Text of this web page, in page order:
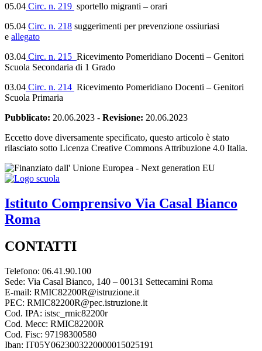
05.04 Circ. n. 219 sportello migranti – orari
05.04 Circ. n. 218 suggerimenti per prevenzione ossiuriasi
e allegato
03.04 Circ. n. 215 Ricevimento Pomeridiano Docenti – Genitori
Scuola Secondaria di 1 Grado
03.04 Circ. n. 214 Ricevimento Pomeridiano Docenti – Genitori
Scuola Primaria
Pubblicato: 20.06.2023 - Revisione: 20.06.2023
Eccetto dove diversamente specificato, questo articolo è stato
rilasciato sotto Licenza Creative Commons Attribuzione 4.0 Italia.
Istituto Comprensivo Via Casal Bianco
Roma
CONTATTI
Telefono: 06.41.90.100
Sede: Via Casal Bianco, 140 – 00131 Settecamini Roma
E-mail: RMIC82200R@istruzione.it
PEC: RMIC82200R@pec.istruzione.it
Cod. IPA: istsc_rmic82200r
Cod. Mecc: RMIC82200R
Cod. Fisc: 97198300580
Iban: IT05Y0623003220000015025191